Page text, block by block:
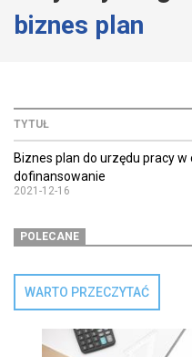
biznes plan
TYTUŁ
Biznes plan do urzędu pracy w
dofinansowanie
2021-12-16
POLECANE
WARTO PRZECZYTAĆ